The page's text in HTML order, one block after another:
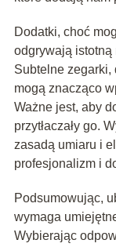
Dodatki, choć
odgrywają
Subtelne zegarki,
mogą znacząco
Ważne jest, aby
przytłaczały go.
zasadą umiaru i
profesjonalizm i
Podsumowując,
wymaga
Wybierając